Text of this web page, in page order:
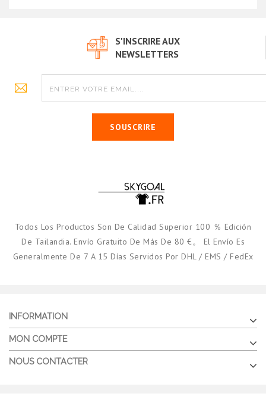
S'INSCRIRE AUX
NEWSLETTERS
SOUSCRIRE
Todos Los Productos Son De Calidad Superior 100 ％ Edición
De Tailandia. Envío Gratuito De Más De 80 €。 El Envío Es
Generalmente De 7 A 15 Días Servidos Por DHL / EMS / FedEx
INFORMATION
MON COMPTE
NOUS CONTACTER